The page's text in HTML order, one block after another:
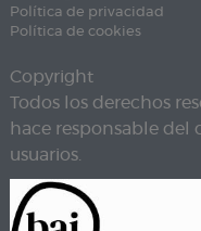
Política de privacidad
Política de cookies
Copyright
Todos los derechos
hace responsable
usuarios.